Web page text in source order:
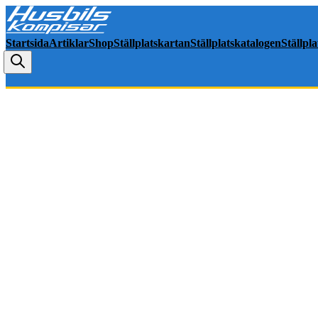
StartsidaArtiklarShopStällplatskartanStällplatskatalogen